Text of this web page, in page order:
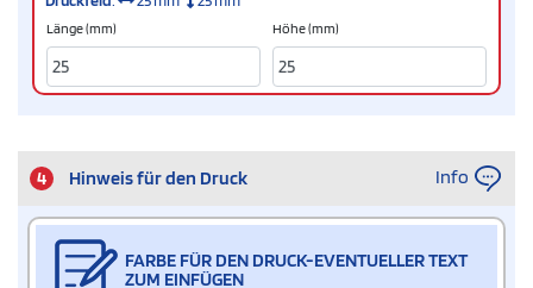
Länge (mm) Höhe (mm)
4 Hinweis für den Druck Info
FARBE FÜR DEN DRUCK-EVENTUELLER TEXT
ZUM EINFÜGEN